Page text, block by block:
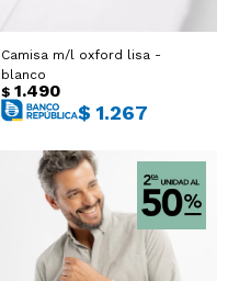
Camisa m/l oxford lisa -
blanco
$ 1.490
$ 1.267